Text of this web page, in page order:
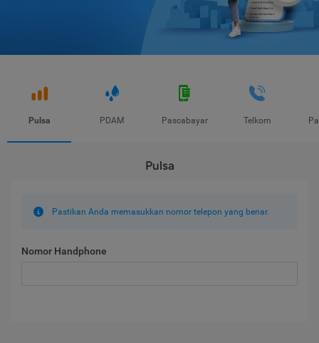
Pulsa PDAM Pascabayar Telkom
Pulsa
Pastikan Anda memasukkan nomor telepon yang benar.
Nomor Handphone